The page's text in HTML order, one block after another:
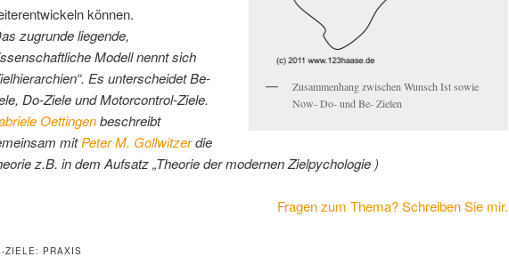
Zusammenhang zwischen Wunsch Ist sowie
Now- Do- und Be- Zielen
können.
zugrunde liegende,
Modell nennt sich
Es unterscheidet Be-
Do-Ziele und Motorcontrol-Ziele.
Oettingenbeschreibt
mitPeter M. Gollwitzerdie
z.B. in dem Aufsatz „Theorie der modernen Zielpychologie )
Fragen zum Thema? Schreiben Sie mir.
ZIELE: PRAXIS